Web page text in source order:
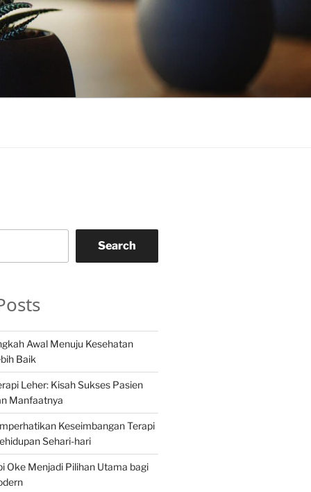
Search
Awal Menuju Kesehatan
Baik
Leher: Kisah Sukses Pasien
Manfaatnya
Keseimbangan Terapi
Sehari-hari
Oke Menjadi Pilihan Utama bagi